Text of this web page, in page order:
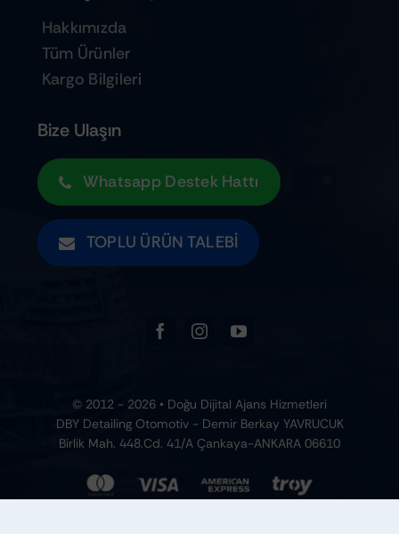
Hakkımızda
Tüm Ürünler
Kargo Bilgileri
Bize Ulaşın
Whatsapp Destek Hattı
TOPLU ÜRÜN TALEBI
© 2012 - 2026 • Doğu Dijital Ajans Hizmetleri
DBY Detailing Otomotiv - Demir Berkay YAVRUCUK
Birlik Mah. 448.Cd. 41/A Çankaya-ANKARA 06610